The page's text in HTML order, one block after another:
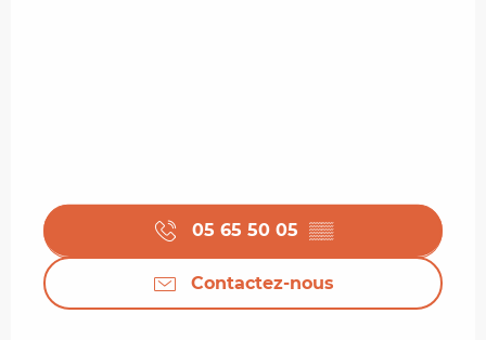
05 65 50 05 ▒▒
Contactez-nous